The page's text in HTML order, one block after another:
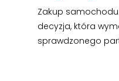
Zakup
decyzja, która
sprawdzonego